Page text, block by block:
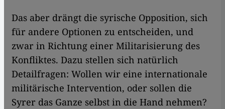
Das aber drängt die syrische Opposition, sich
für andere Optionen zu entscheiden, und
zwar in Richtung einer Militarisierung des
Konfliktes. Dazu stellen sich natürlich
Detailfragen: Wollen wir eine internationale
militärische Intervention, oder sollen die
Syrer das Ganze selbst in die Hand nehmen?